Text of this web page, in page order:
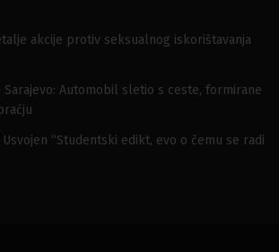
akcije protiv seksualnog iskorištavanja
Sarajevo: Automobil sletio s ceste, formirane
“Studentski edikt, evo o čemu se radi